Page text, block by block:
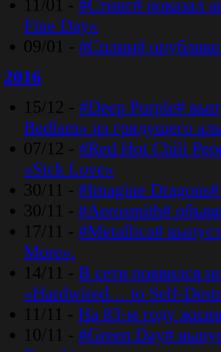
11/01 - #Стинг# показал
Fine Day»
09/01 - #Сплин#
2016
15/12 - #Deep Purple#
Bedlam» из грядущего
07/12 - #Red Hot Chili
«Sick Love»
30/11 - #Imagine
30/11 - #Aerosmith#
17/11 - #Metallica#
More».
14/11 - В сети появился
«Hardwired… to Self-
11/11 - На 83-м году
10/11 - #Green Day#